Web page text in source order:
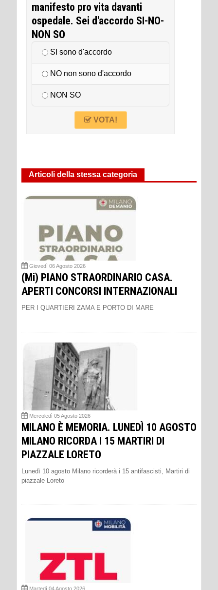
manifesto pro vita davanti
ospedale. Sei d'accordo SI-NO-
NON SO
SI sono d'accordo
NO non sono d'accordo
NON SO
VOTA!
Articoli della stessa categoria
Giovedì 06 Agosto 2026
(Mi) PIANO STRAORDINARIO CASA.
APERTI CONCORSI INTERNAZIONALI
PER I QUARTIERI ZAMA E PORTO DI MARE
Mercoledì 05 Agosto 2026
MILANO È MEMORIA. LUNEDÌ 10 AGOSTO
MILANO RICORDA I 15 MARTIRI DI
PIAZZALE LORETO
Lunedì 10 agosto Milano ricorderà i 15 antifascisti, Martiri di
piazzale Loreto
Martedì 04 Agosto 2026